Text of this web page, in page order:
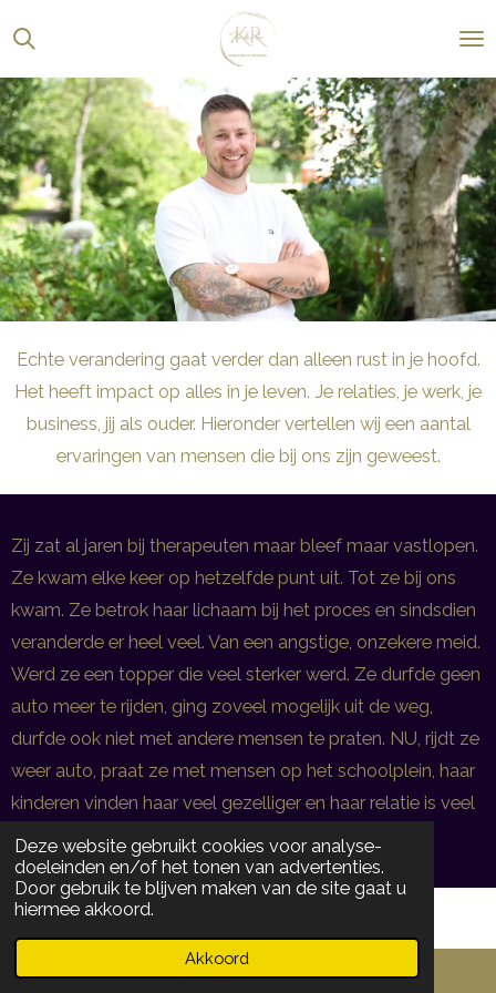
Deze website gebruikt cookies voor analyse-
doeleinden en/of het tonen van advertenties.
Door gebruik te blijven maken van de site gaat u
hiermee akkoord.
Akkoord
Ga
naar
de
hoofdinhoud
Echte verandering gaat verder dan alleen rust in je hoofd.
Het heeft impact op alles in je leven. Je relaties, je werk, je
business, jij als ouder. Hieronder vertellen wij een aantal
ervaringen van mensen die bij ons zijn geweest.
Zij zat al jaren bij therapeuten maar bleef maar vastlopen.
Ze kwam elke keer op hetzelfde punt uit. Tot ze bij ons
kwam. Ze betrok haar lichaam bij het proces en sindsdien
veranderde er heel veel. Van een angstige, onzekere meid.
Werd ze een topper die veel sterker werd. Ze durfde geen
auto meer te rijden, ging zoveel mogelijk uit de weg,
durfde ook niet met andere mensen te praten. NU, rijdt ze
weer auto, praat ze met mensen op het schoolplein, haar
kinderen vinden haar veel gezelliger en haar relatie is veel
beter geworden.